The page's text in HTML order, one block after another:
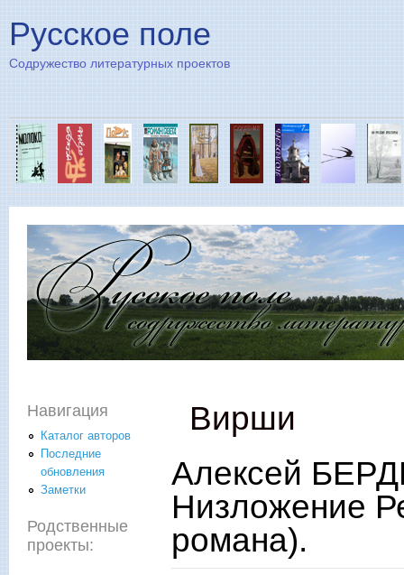
Русское поле
Содружество литературных проектов
Вирши
Алексей
Низложение
романа).
Навигация
Каталог авторов
Последние
обновления
Заметки
Родственные
проекты: